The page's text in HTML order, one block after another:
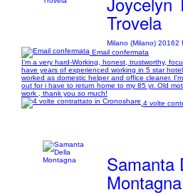
Trovela
Milano (Milano) 20162
Email confermata
I'm a very hard-Working, honest, trustworthy,
have years of experienced working in 5 star
worked as domestic helper and office cleaner.
out for i have to return home to my 85 yr. Old
work , thank you so much!
4 volte
Samanta
Montagna